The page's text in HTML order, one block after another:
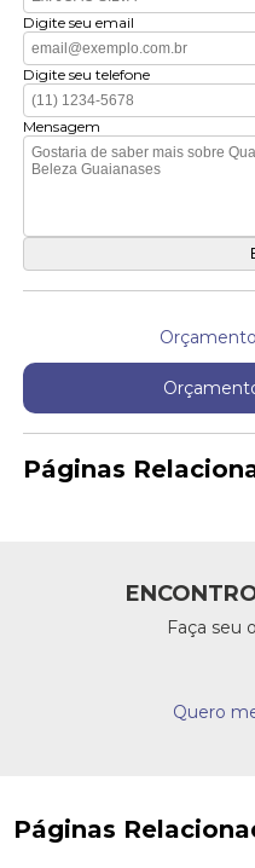
Digite seu email
Digite seu telefone
Mensagem
Páginas
Faça seu
Quero
Páginas